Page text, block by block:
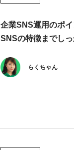
企業SNS運用のポ
SNSの特徴までし
らくちゃん